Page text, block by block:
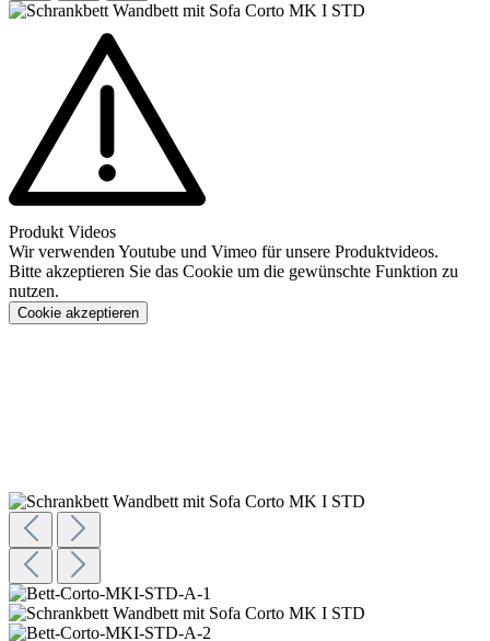
Produkt Videos
Wir verwenden Youtube und Vimeo für unsere Produktvideos.
Bitte akzeptieren Sie das Cookie um die gewünschte Funktion zu
nutzen.
Cookie akzeptieren